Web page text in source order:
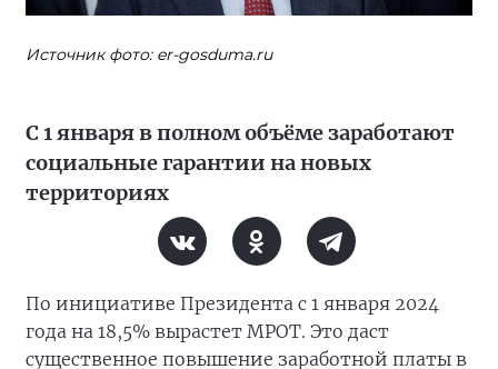
Источник фото: er-gosduma.ru
С 1 января в полном объёме заработают
социальные гарантии на новых
территориях
По инициативе Президента с 1 января 2024
года на 18,5% вырастет МРОТ. Это даст
существенное повышение заработной платы в